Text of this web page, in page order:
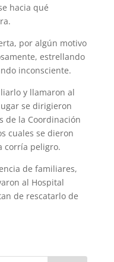
hacia qué
por algún motivo
estrellando
inconsciente.
y llamaron al
se dirigieron
de la Coordinación
cuales se dieron
corría peligro.
de fa­miliares,
al Hospital
de rescatarlo de